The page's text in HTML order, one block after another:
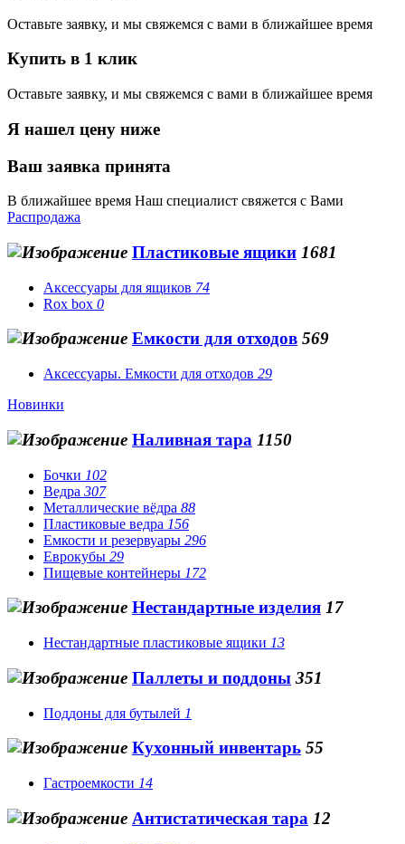
Оставьте заявку, и мы свяжемся с вами в ближайшее время
Купить в 1 клик
Оставьте заявку, и мы свяжемся с вами в ближайшее время
Я нашел цену ниже
Ваш заявка принята
В ближайшее время Наш специалист свяжется с Вами
Распродажа
Пластиковые ящики 1681
Аксессуары для ящиков 74
Rox box 0
Емкости для отходов 569
Аксессуары. Емкости для отходов 29
Новинки
Наливная тара 1150
Бочки 102
Ведра 307
Металлические вёдра 88
Пластиковые ведра 156
Емкости и резервуары 296
Еврокубы 29
Пищевые контейнеры 172
Нестандартные изделия 17
Нестандартные пластиковые ящики 13
Паллеты и поддоны 351
Поддоны для бутылей 1
Кухонный инвентарь 55
Гастроемкости 14
Антистатическая тара 12